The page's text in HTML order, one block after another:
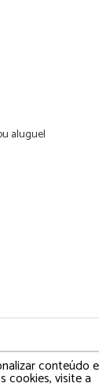
aluguel
conteúdo e
cookies, visite a